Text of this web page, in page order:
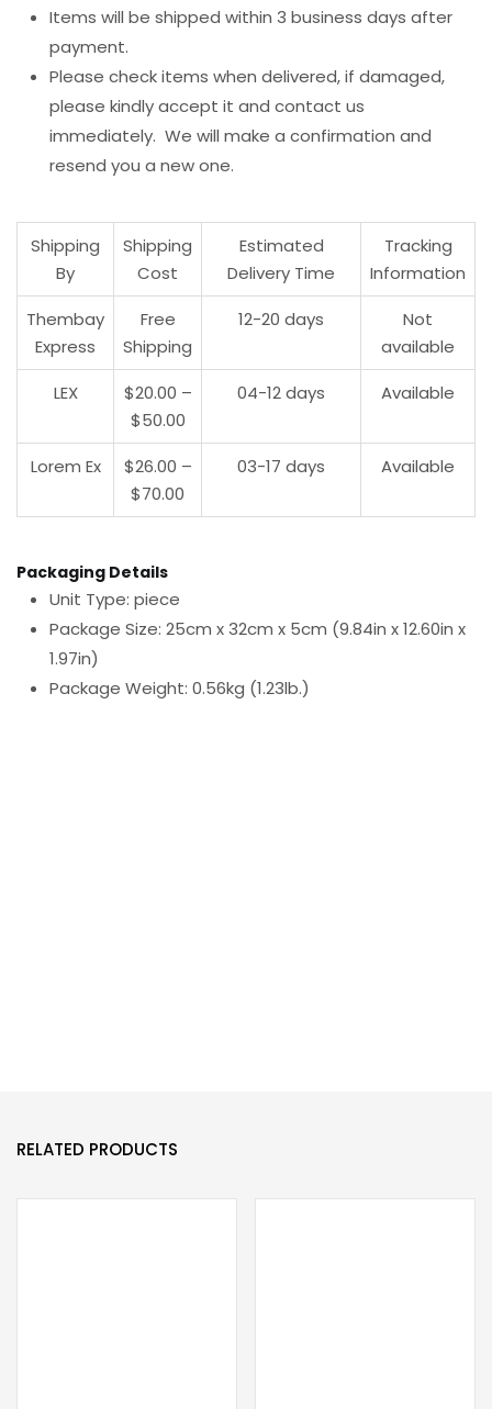
Items will be shipped within 3 business days after
payment.
Please check items when delivered, if damaged,
please kindly accept it and contact us
immediately. We will make a confirmation and
resend you a new one.
Shipping
By
Shipping
Cost
Estimated
Delivery Time
Tracking
Information
Thembay
Express
Free
Shipping
12-20 days
Not
available
LEX
$20.00 –
$50.00
04-12 days Available
Lorem Ex
$26.00 –
$70.00
03-17 days Available
Packaging Details
Unit Type: piece
Package Size: 25cm x 32cm x 5cm (9.84in x 12.60in x
1.97in)
Package Weight: 0.56kg (1.23lb.)
RELATED PRODUCTS